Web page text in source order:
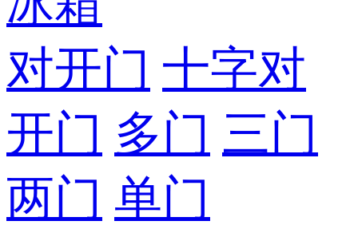
对开门 十字对
开门 多门 三门
两门 单门